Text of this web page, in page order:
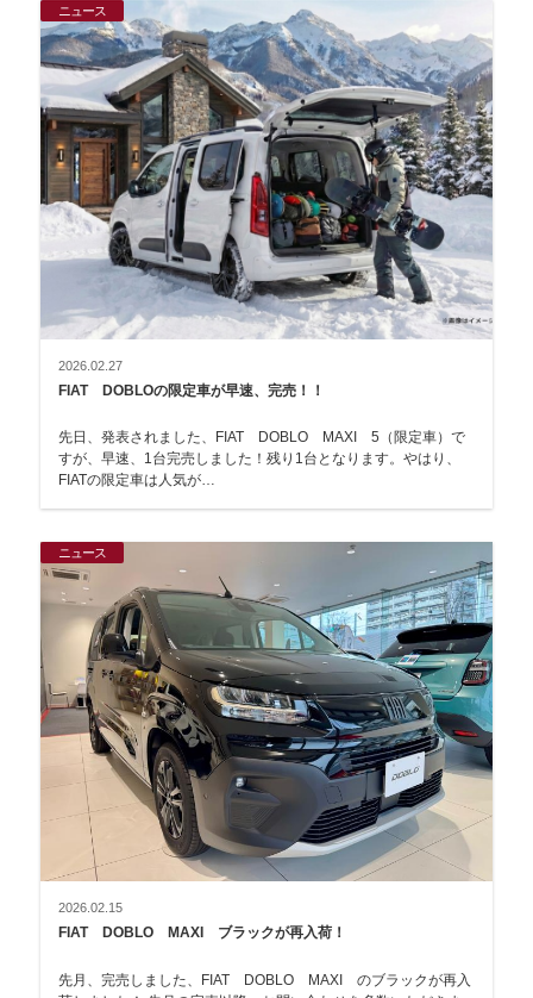
ニュース
2026.02.27
FIAT DOBLOの限定車が早速、完売！！
先日、発表されました、FIAT DOBLO MAXI 5（限定車）で
すが、早速、1台完売しました！残り1台となります。やはり、
FIATの限定車は人気が…
ニュース
2026.02.15
FIAT DOBLO MAXI ブラックが再入荷！
先月、完売しました、FIAT DOBLO MAXI のブラックが再入